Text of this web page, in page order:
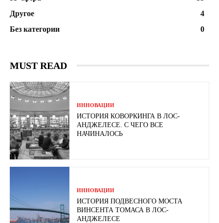
Другое
4
Без категории
0
MUST READ
ИННОВАЦИИ
ИСТОРИЯ КОВОРКИНГА В ЛОС-
АНДЖЕЛЕСЕ. С ЧЕГО ВСЕ
НАЧИНАЛОСЬ
ИННОВАЦИИ
ИСТОРИЯ ПОДВЕСНОГО МОСТА
ВИНСЕНТА ТОМАСА В ЛОС-
АНДЖЕЛЕСЕ